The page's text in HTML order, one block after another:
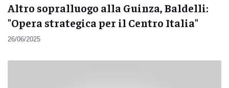
Altro sopralluogo alla Guinza, Baldelli:
"Opera strategica per il Centro Italia"
26/06/2025